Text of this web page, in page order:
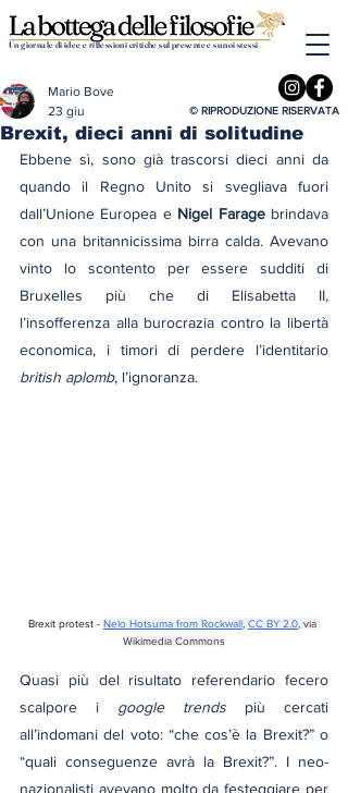
Un giornale di idee e riflessioni critiche sul presente e su noi stessi
Brexit, dieci anni di solitudine
Mario Bove
23 giu
Ebbene sì, sono già trascorsi dieci anni da
quando il Regno Unito si svegliava fuori
dall’Unione Europea e Nigel Farage brindava
con una britannicissima birra calda. Avevano
vinto lo scontento per essere sudditi di
Bruxelles più che di Elisabetta II,
l’insofferenza alla burocrazia contro la libertà
british aplomb, l’ignoranza.
Brexit protest - Nelo Hotsuma from Rockwall, CC BY 2.0, via
Wikimedia Commons
Quasi più del risultato referendario fecero
scalpore i google trends più cercati
all’indomani del voto: “che cos’è la Brexit?” o
“quali conseguenze avrà la Brexit?”. I neo-
nazionalisti avevano molto da festeggiare per
© RIPRODUZIONE RISERVATA